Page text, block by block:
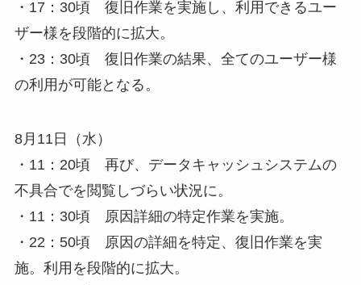
・17：30頃 復旧作業を実施し、利用できるユー
ザー様を段階的に拡大。
・23：30頃 復旧作業の結果、全てのユーザー様
の利用が可能となる。
8月11日（水）
・11：20頃 再び、データキャッシュシステムの
不具合でを閲覧しづらい状況に。
・11：30頃 原因詳細の特定作業を実施。
・22：50頃 原因の詳細を特定、復旧作業を実
施。利用を段階的に拡大。